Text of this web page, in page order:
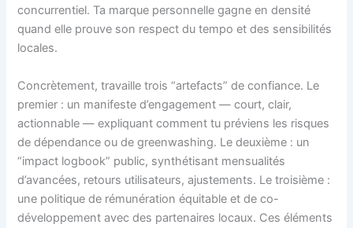
concurrentiel. Ta marque personnelle gagne en densité
quand elle prouve son respect du tempo et des sensibilités
locales.
Concrètement, travaille trois “artefacts” de confiance. Le
premier : un manifeste d’engagement — court, clair,
actionnable — expliquant comment tu préviens les risques
de dépendance ou de greenwashing. Le deuxième : un
“impact logbook” public, synthétisant mensualités
d’avancées, retours utilisateurs, ajustements. Le troisième :
une politique de rémunération équitable et de co-
développement avec des partenaires locaux. Ces éléments